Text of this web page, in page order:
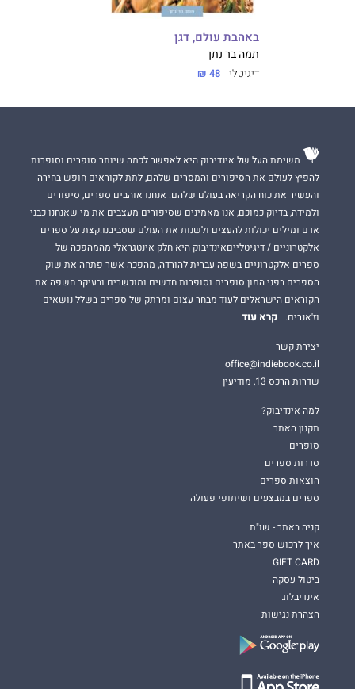
באהבת עולם, דגן
תמה בר נתן
דיגיטלי 48 ₪
משימת העל של אינדיבוק היא לאפשר לכמה שיותר סופרים וסופרות
להפיץ לעולם את הסיפורים והמסרים שלהם, לתת לקוראים חופש בחירה
והעשיר את כוח הקריאה בעולם שלהם. אנחנו אוהבים ספרים, סיפורים
ולמידה, בדיוק כמוכם, אנו מאמינים שסיפורים מעצבים את מי שאנחנו כבני
אדם ומילים יכולות להעצים ולשנות את העולם שסביבנו.קצת על ספרים
אלקטרוניים / דיגיטלייםאינדיבוק היא חלק אינטגראלי מהמהפכה של
ספרים אלקטרוניים בשפה עברית להורדה, מהפכה אשר פתחה את שוק
הספרים בפני המון סופרים וסופרות חדשים ומוכשרים ובעיקר חשפה את
הקוראים הישראלים לעוד מבחר עצום ומרתק של ספרים בשלל נושאים
וז'אנרים.
קרא עוד
יצירת קשר
office@indiebook.co.il
שדרות הרכס 13, מודיעין
למה אינדיבוק?
תקנון האתר
סופרים
סדרות ספרים
הוצאות ספרים
ספרים במבצעים ושיתופי פעולה
קניה באתר - שו"ת
איך לרכוש ספר באתר
GIFT CARD
ביטול עסקה
אינדיבלוג
הצהרת נגישות